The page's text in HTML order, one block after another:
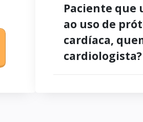
Paciente que
ao uso de
cardíaca,
cardiologista?